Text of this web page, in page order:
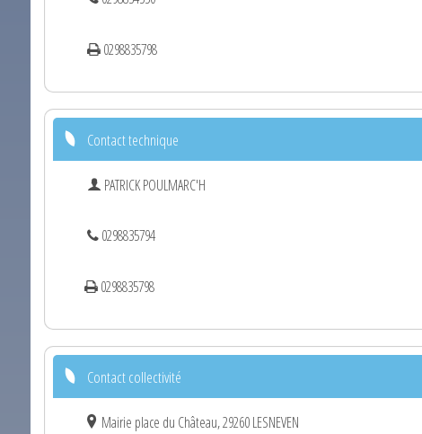
0298835798
Contact technique
PATRICK POULMARC'H
0298835794
0298835798
Contact collectivité
Mairie place du Château, 29260 LESNEVEN